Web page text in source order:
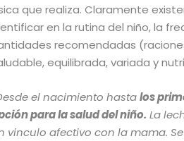
que realiza. Claramente
en la rutina del niño, la
recomendadas
equilibrada, variada y
el nacimiento hastalos
para la salud del niño. La
vinculo afectivo con la mama.